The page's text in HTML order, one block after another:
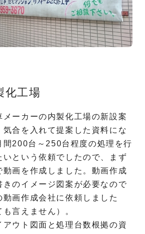
化工場
メーカーの内製化工場の新設案
気合を入れて提案した資料にな
間200台～250台程度の処理を行
いという依頼でしたので、まず
動画を作成しました。動画作成
きのイメージ図案が必要なので
画作成会社に依頼しました
も言えません）。
アウト図面と処理台数根拠の資